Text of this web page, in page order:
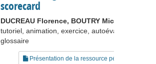
scorecard
DUCREAU Florence, BOUTRY Michel
tutoriel, animation, exercice, autoévaluation,
glossaire
Présentation de la ressource pédagogique